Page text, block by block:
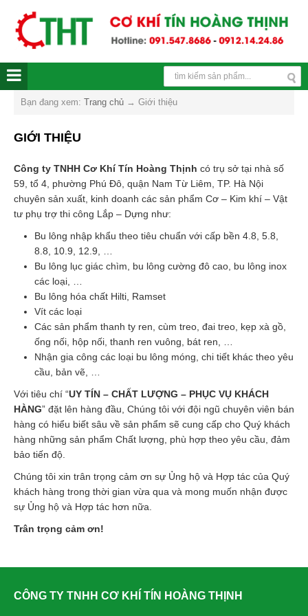
Bạn đang xem: Trang chủ → Giới thiệu
GIỚI THIỆU
Công ty TNHH Cơ Khí Tín Hoàng Thịnh có trụ sở tại nhà số
59, tổ 4, phường Phú Đô, quận Nam Từ Liêm, TP. Hà Nội
chuyên sản xuất, kinh doanh các sản phẩm Cơ – Kim khí – Vật
tư phụ trợ thi công Lắp – Dựng như:
Bu lông nhập khẩu theo tiêu chuẩn với cấp bền 4.8, 5.8,
8.8, 10.9, 12.9, …
Bu lông lục giác chìm, bu lông cường đô cao, bu lông inox
các loại, …
Bu lông hóa chất Hilti, Ramset
Vít các loại
Các sản phẩm thanh ty ren, cùm treo, đai treo, kẹp xà gồ,
ống nối, hộp nối, thanh ren vuông, bát ren, …
Nhận gia công các loại bu lông móng, chi tiết khác theo yêu
cầu, bản vẽ, …
Với tiêu chí “UY TÍN – CHẤT LƯỢNG – PHỤC VỤ KHÁCH
HÀNG” đặt lên hàng đầu, Chúng tôi với đội ngũ chuyên viên bán
hàng có hiểu biết sâu về sản phẩm sẽ cung cấp cho Quý khách
hàng những sản phẩm Chất lượng, phù hợp theo yêu cầu, đảm
bảo tiến độ.
Chúng tôi xin trân trọng cảm ơn sự Ủng hộ và Hợp tác của Quý
khách hàng trong thời gian vừa qua và mong muốn nhận được
sự Ủng hộ và Hợp tác hơn nữa.
Trân trọng cảm ơn!
CÔNG TY TNHH CƠ KHÍ TÍN HOÀNG THỊNH